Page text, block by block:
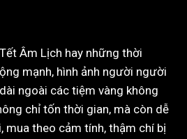
Âm Lịch hay những thời
mạnh, hình ảnh người người
ngoài các tiệm vàng không
chỉ tốn thời gian, mà còn dễ
mua theo cảm tính, thậm chí bị